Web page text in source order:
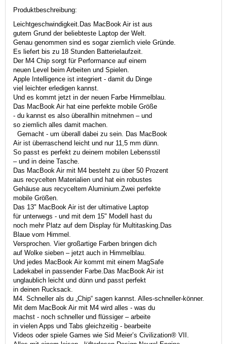
Produktbeschreibung:
Leicht­geschwindigkeit.Das MacBook Air ist aus
gutem Grund der beliebteste Laptop der Welt.
Genau genommen sind es sogar ziemlich viele Gründe.
Es liefert bis zu 18 Stun­den Batterie­laufzeit.
Der M4 Chip sorgt für Per­for­mance auf einem
neuen Level beim Arbeiten und Spielen.
Apple Intelligence ist integriert - damit du Dinge
viel leichter erle­digen kannst.
Und es kommt jetzt in der neuen Farbe Himmelblau.
Das MacBook Air hat eine perfekte mobile Größe
- du kannst es also überall­hin mitnehmen – und
so ziemlich alles damit machen.
Gemacht - um überall dabei zu sein. Das MacBook
Air ist überraschend leicht und nur 11,5 mm dünn.
So passt es perfekt zu deinem mobilen Lebensstil
– und in deine Tasche.
Das MacBook Air mit M4 besteht zu über 50 Prozent
aus recycelten Materialien und hat ein robustes
Gehäuse aus recyceltem Aluminium.Zwei perfekte
mobile Größen.
Das 13" MacBook Air ist der ultimative Laptop
für unter­wegs - und mit dem 15" Modell hast du
noch mehr Platz auf dem Dis­play für Multi­tasking.Das
Blaue vom Himmel.
Versprochen. Vier groß­artige Farben bringen dich
auf Wolke sieben – jetzt auch in Himmelblau.
Und jedes MacBook Air kommt mit einem MagSafe
Ladekabel in passender Farbe.Das MacBook Air ist
unglaub­lich leicht und dünn und passt perfekt
in deinen Rucksack.
M4. Schneller als du „Chip“ sagen kannst. Alles-schneller-könner.
Mit dem MacBook Air mit M4 wird alles - was du
machst - noch schneller und flüssiger – arbeite
in vielen Apps und Tabs gleich­zeitig - bear­beite
Videos oder spiele Games wie Sid Meier’s Civilization® VII.